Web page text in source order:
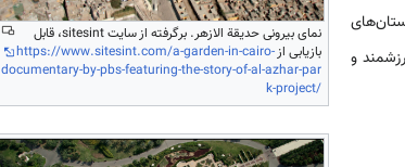
نمای بیرونی حدیقة الازهر. برگرفته از سایت sitesint، قابل
بازیابی ازhttps://www.sitesint.com/a-garden-in-cairo-
documentary-by-pbs-featuring-the-story-of-al-azhar-par
k-project/
و